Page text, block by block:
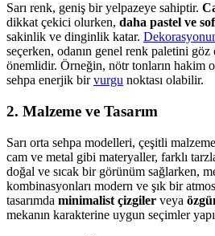
Sarı renk, geniş bir yelpazeye sahiptir.
dikkat çekici olurken, daha pastel ve
sakinlik ve dinginlik katar.
seçerken, odanın genel renk paletini
önemlidir. Örneğin, nötr tonların hakim
sehpa enerjik birvurgu noktası olabilir.
2. Malzeme ve Tasarım
Sarı orta sehpa modelleri, çeşitli
cam ve metal gibi materyaller, farklı
doğal ve sıcak bir görünüm sağlarken,
kombinasyonları modern ve şık bir
tasarımda minimalist çizgiler veya
mekanın karakterine uygun seçimler